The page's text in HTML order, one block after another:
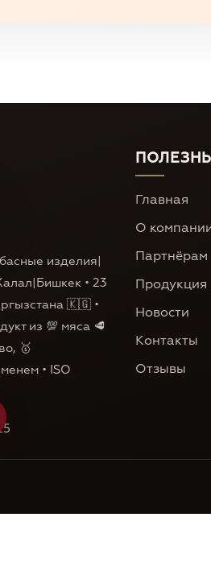
изделия|
• 23
🇰🇬 •
из 💯 мяса 🥩
🥇
• ISO
Главная
О
Партнёрам
Продукция
Новости
Контакты
Отзывы